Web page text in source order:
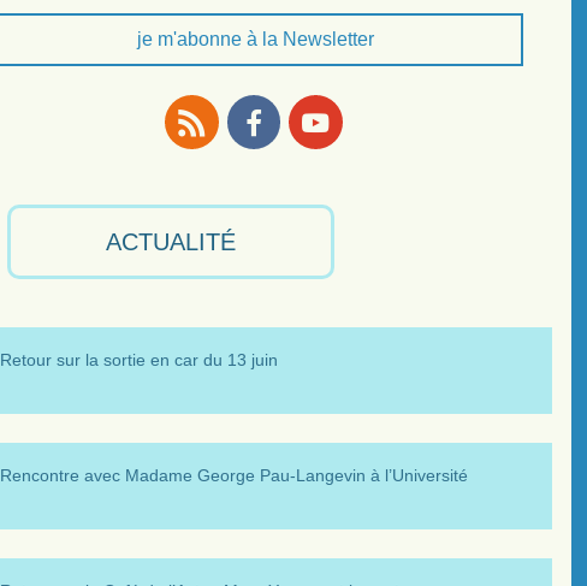
je m'abonne à la Newsletter
ACTUALITÉ
Retour sur la sortie en car du 13 juin
Rencontre avec Madame George Pau-Langevin à l’Université